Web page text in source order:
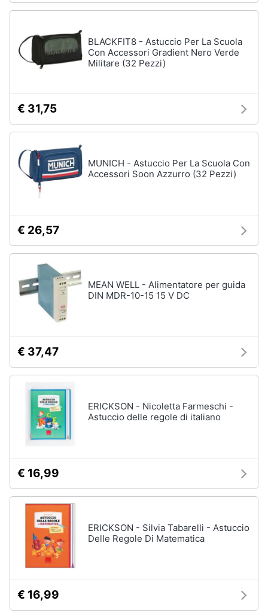
BLACKFIT8 - Astuccio Per La Scuola
Con Accessori Gradient Nero Verde
Militare (32 Pezzi)
€ 31,75
MUNICH - Astuccio Per La Scuola Con
Accessori Soon Azzurro (32 Pezzi)
€ 26,57
MEAN WELL - Alimentatore per guida
DIN MDR-10-15 15 V DC
€ 37,47
ERICKSON - Nicoletta Farmeschi -
Astuccio delle regole di italiano
€ 16,99
ERICKSON - Silvia Tabarelli - Astuccio
Delle Regole Di Matematica
€ 16,99